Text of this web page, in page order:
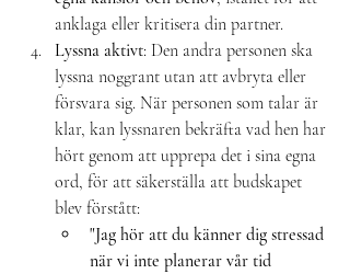
anklaga eller kritisera din partner.
Lyssna aktivt: Den andra personen ska
lyssna noggrant utan att avbryta eller
försvara sig. När personen som talar är
klar, kan lyssnaren bekräfta vad hen har
hört genom att upprepa det i sina egna
ord, för att säkerställa att budskapet
blev förstått:
"Jag hör att du känner dig stressad
när vi inte planerar vår tid